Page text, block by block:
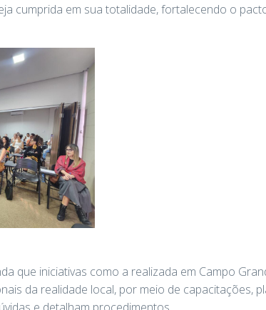
cumprida em sua totalidade, fortalecendo o
que iniciativas como a realizada em Campo
da realidade local, por meio de capacitações,